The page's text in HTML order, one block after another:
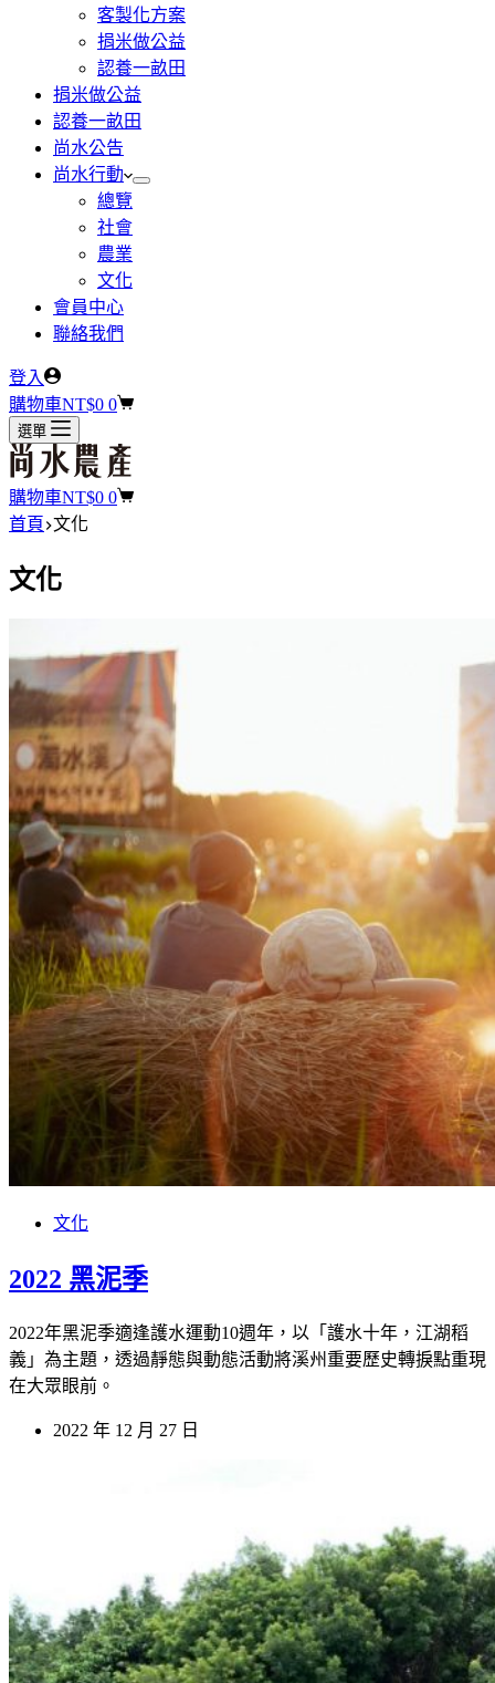
客製化方案
捐米做公益
認養一畝田
捐米做公益
認養一畝田
尚水公告
尚水行動
總覽
社會
農業
文化
會員中心
聯絡我們
登入
購物車NT$0 0
選單
購物車NT$0 0
首頁 文化
文化
文化
2022 黑泥季
2022年黑泥季適逢護水運動10週年，以「護水十年，江湖稻
義」為主題，透過靜態與動態活動將溪州重要歷史轉捩點重現
在大眾眼前。
2022 年 12 月 27 日